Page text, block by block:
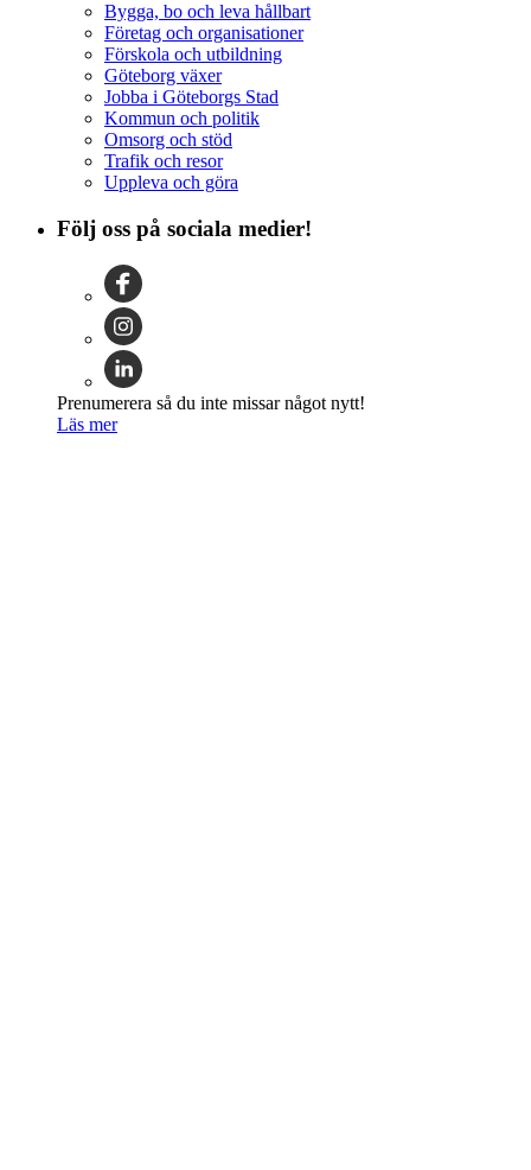
Bygga, bo och leva hållbart
Företag och organisationer
Förskola och utbildning
Göteborg växer
Jobba i Göteborgs Stad
Kommun och politik
Omsorg och stöd
Trafik och resor
Uppleva och göra
Följ oss på sociala medier!
Prenumerera så du inte missar något nytt!
Läs mer